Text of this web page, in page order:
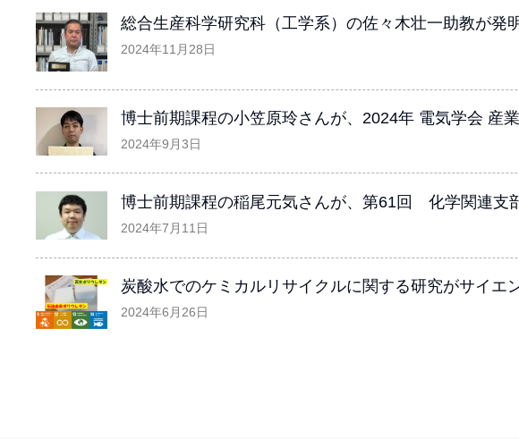
総合生産科学研究科（工学系）の佐々木壮一助教が発
2024年11月28日
博士前期課程の小笠原玲さんが、2024年 電気学会 産
2024年9月3日
博士前期課程の稲尾元気さんが、第61回 化学関連支
2024年7月11日
炭酸水でのケミカルリサイクルに関する研究がサイエ
2024年6月26日